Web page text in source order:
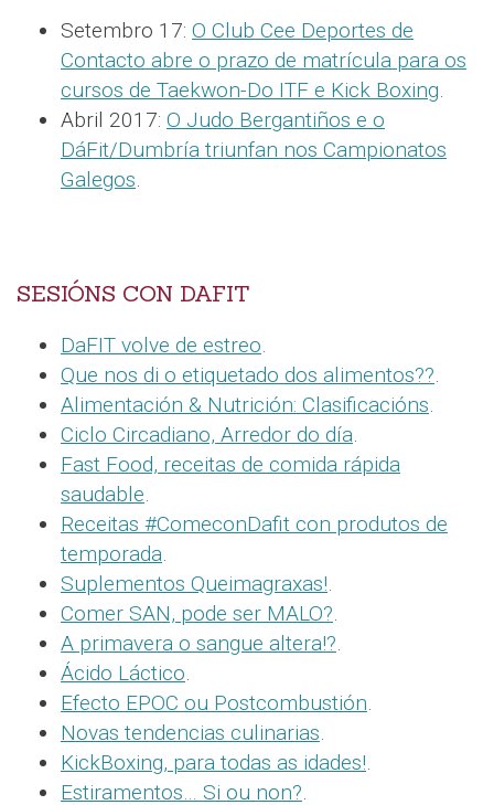
Setembro 17: O Club Cee Deportes de
Contacto abre o prazo de matrícula para os
cursos de Taekwon-Do ITF e Kick Boxing
Abril 2017: O Judo Bergantiños e o
DáFit/Dumbría triunfan nos Campionatos
Galegos
SESIÓNS CON DAFIT
DaFIT volve de estreo
Que nos di o etiquetado dos alimentos??
Alimentación & Nutrición: Clasificacións
Ciclo Circadiano, Arredor do día
Fast Food, receitas de comida rápida
saudable
Receitas #ComeconDafit con produtos de
temporada
Suplementos Queimagraxas!
Comer SAN, pode ser MALO?
A primavera o sangue altera!?
Ácido Láctico
Efecto EPOC ou Postcombustión
Novas tendencias culinarias
KickBoxing, para todas as idades!
Estiramentos… Si ou non?